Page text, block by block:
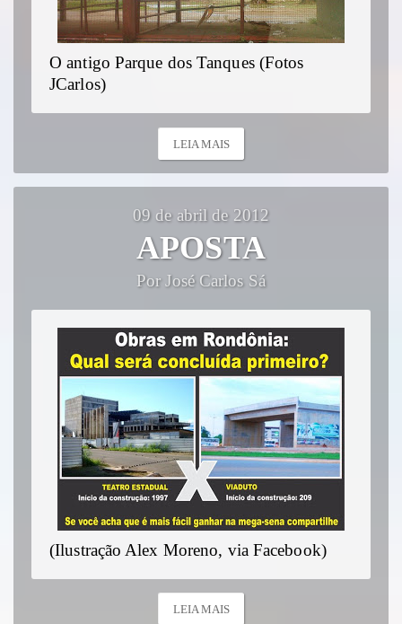
O antigo Parque dos Tanques (Fotos
JCarlos)
LEIA MAIS
09 de abril de 2012
APOSTA
Por José Carlos Sá
(Ilustração Alex Moreno, via Facebook)
LEIA MAIS